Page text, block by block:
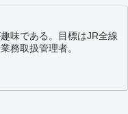
味である。目標はJR全線
務取扱管理者。